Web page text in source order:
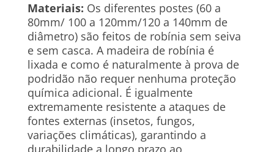
Materiais: Os diferentes postes (60 a
80mm/ 100 a 120mm/120 a 140mm de
diâmetro) são feitos de robínia sem seiva
e sem casca. A madeira de robínia é
lixada e como é naturalmente à prova de
podridão não requer nenhuma proteção
química adicional. É igualmente
extremamente resistente a ataques de
fontes externas (insetos, fungos,
variações climáticas), garantindo a
durabilidade a longo prazo ao